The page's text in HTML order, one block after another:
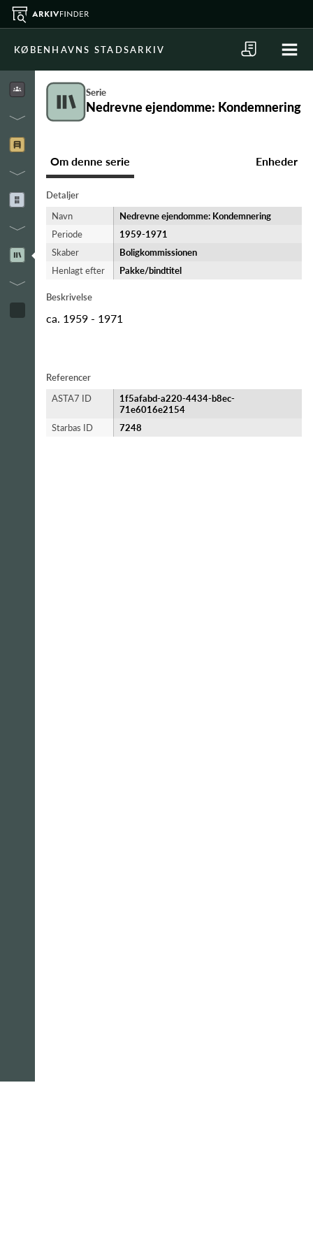
KØBENHAVNS STADSARKIV
Serie
Nedrevne ejendomme: Kondemnering
Om denne serie Enheder
Detaljer
Navn
Nedrevne ejendomme: Kondemnering
Periode
1959-​1971
Skaber
Boligkommissionen
Henlagt efter
Pakke/bindtitel
Beskrivelse
ca. 1959 - 1971
Referencer
ASTA7 ID
1f5afabd-a220-4434-b8ec-
71e6016e2154
Starbas ID
7248